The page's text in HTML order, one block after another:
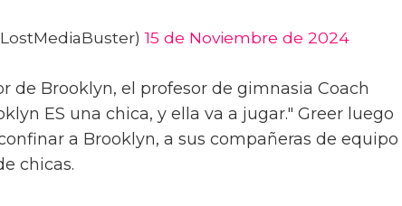
15 de Noviembre de 2024
de Brooklyn, el profesor de gimnasia Coach
ES una chica, y ella va a jugar." Greer luego
a Brooklyn, a sus compañeras de equipo
chicas.